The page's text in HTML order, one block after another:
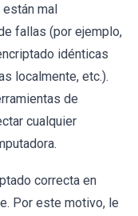
mal
fallas (por ejemplo,
idénticas
localmente, etc.).
de
cualquier
correcta en
Por este motivo, le